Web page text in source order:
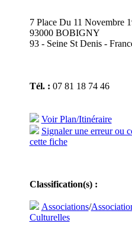
7 Place Du 11 Novembre
93000 BOBIGNY
93 - Seine St Denis -
Tél. : 07 81 18 74 46
Voir Plan/Itinéraire
Signaler une erreur ou
cette fiche
Classification(s) :
Associations/
Culturelles